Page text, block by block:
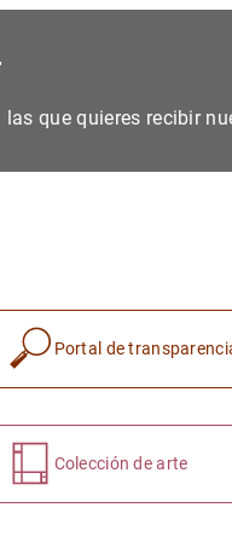
que quieres recibir
Portal de
Colección de arte